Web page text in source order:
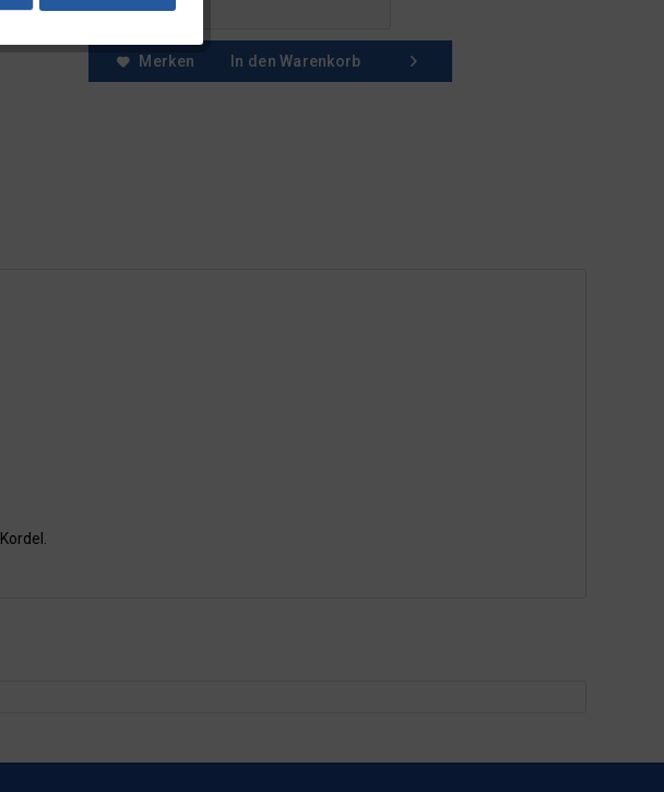
Merken In den Warenkorb